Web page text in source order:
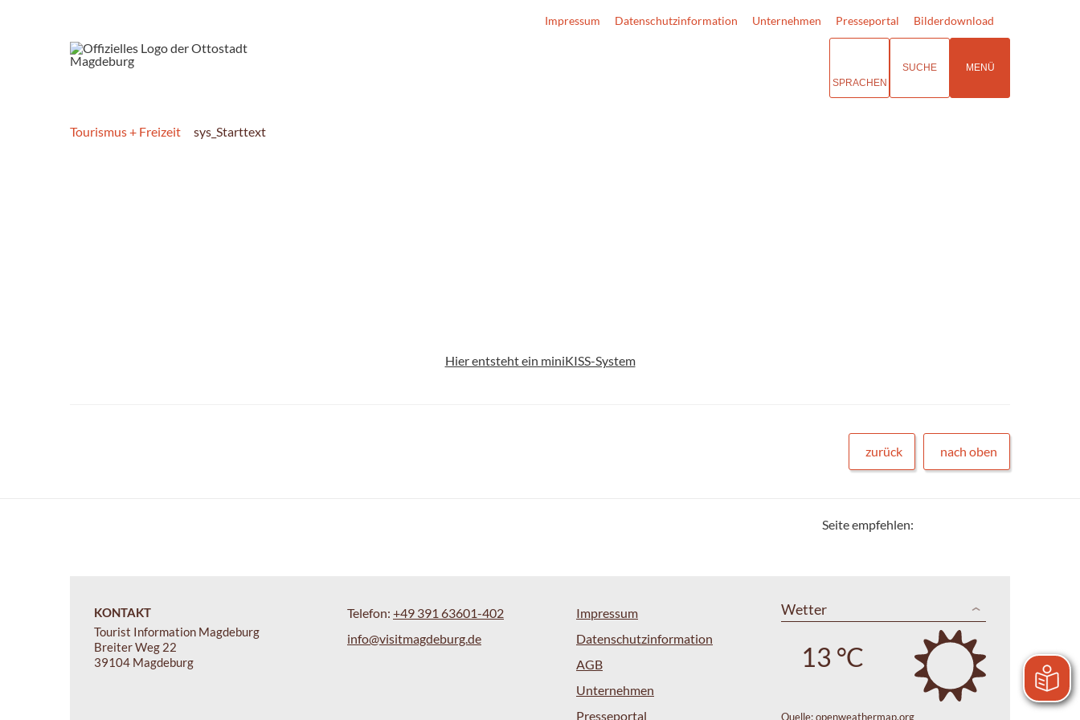
Impressum Datenschutzinformation Unternehmen Presseportal Bilderdownload
SPRACHEN
SUCHE MENÜ
Tourismus + Freizeit sys_Starttext
Hier entsteht ein miniKISS-System
zurück nach oben
Seite empfehlen:
KONTAKT
Tourist Information Magdeburg
Breiter Weg 22
39104 Magdeburg
Telefon: +49 391 63601-402
info@visitmagdeburg.de
Impressum
Datenschutzinformation
AGB
Unternehmen
Presseportal
Wetter
13 °C
Quelle:openweathermap.org